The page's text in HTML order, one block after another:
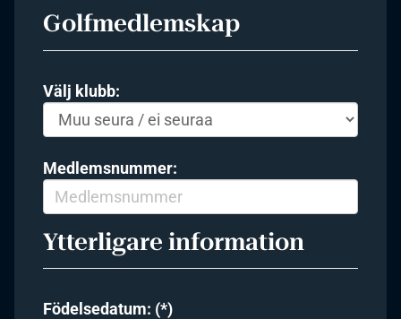
Golfmedlemskap
Välj klubb:
Medlemsnummer:
Ytterligare information
Födelsedatum: (*)